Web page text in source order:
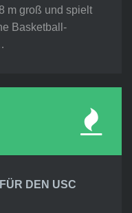
m groß und spielt
Basketball-
DEN USC